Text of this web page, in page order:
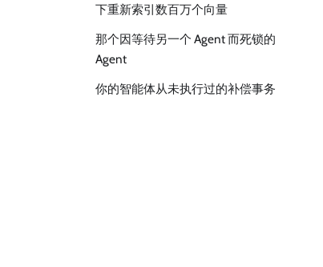
下重新索引数百万个向量
那个因等待另一个 Agent 而死锁的
Agent
你的智能体从未执行过的补偿事务